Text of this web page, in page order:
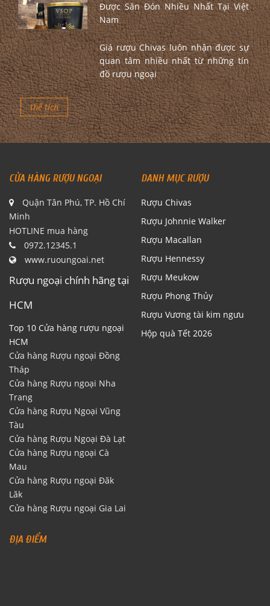
Được Săn Đón Nhiều Nhất Tại Việt
Nam
Giá rượu Chivas luôn nhận được sự
quan tâm nhiều nhất từ những tín
đồ rượu ngoại
thể tích
CỬA HÀNG RƯỢU NGOẠI
Quận Tân Phú, TP. Hồ Chí
Minh
HOTLINE mua hàng
0972.12345.1
www.ruoungoai.net
Rượu ngoại chính hãng tại
HCM
Top 10 Cửa hàng rượu ngoại
HCM
Cửa hàng Rượu ngoại Đồng
Tháp
Cửa hàng Rượu ngoại Nha
Trang
Cửa hàng Rượu Ngoại Vũng
Tàu
Cửa hàng Rượu Ngoại Đà Lạt
Cửa hàng Rượu ngoại Cà
Mau
Cửa hàng Rượu ngoại Đăk
Lăk
Cửa hàng Rượu ngoại Gia Lai
DANH MỤC RƯỢU
Rượu Chivas
Rượu Johnnie Walker
Rượu Macallan
Rượu Hennessy
Rượu Meukow
Rượu Phong Thủy
Rượu Vương tài kim ngưu
Hộp quà Tết 2026
ĐỊA ĐIỂM